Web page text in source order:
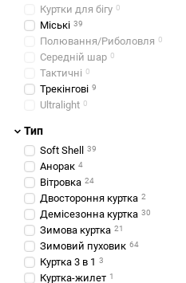
Куртки для бігу 0
Міські 39
Полювання/Риболовля 0
Середній шар 0
Тактичні 0
Трекінгові 9
Ultralight 0
Тип
Soft Shell 39
Анорак 4
Вітровка 24
Двостороння куртка 2
Демісезонна куртка 30
Зимова куртка 21
Зимовий пуховик 64
Куртка 3 в 1 3
Куртка-жилет 1